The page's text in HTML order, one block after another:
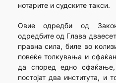
нотарите и судските такси.
Овие одредби од
одредбите од Глава
правна сила, биле во
повеќе толкувања и
да според едно сфаќање,
постојат два института, и